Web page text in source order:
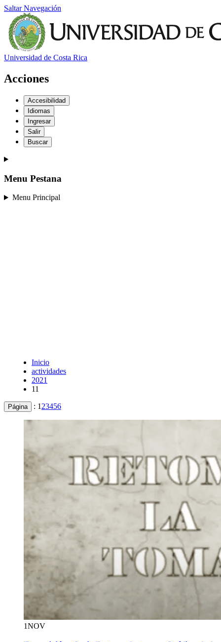
Saltar Navegación
Universidad de Costa Rica
Acciones
Accesibilidad
Idiomas
Ingresar
Salir
Buscar
Menu Pestana
Menu Principal
Inicio
actividades
2021
11
Página : 1 23456
1NOV